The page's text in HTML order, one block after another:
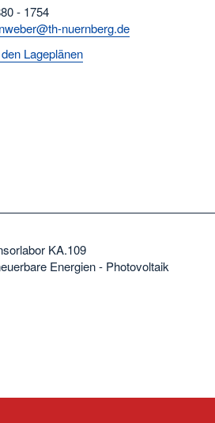
- 1754
nuernberg.de
Lageplänen
KA.109
Energien - Photovoltaik